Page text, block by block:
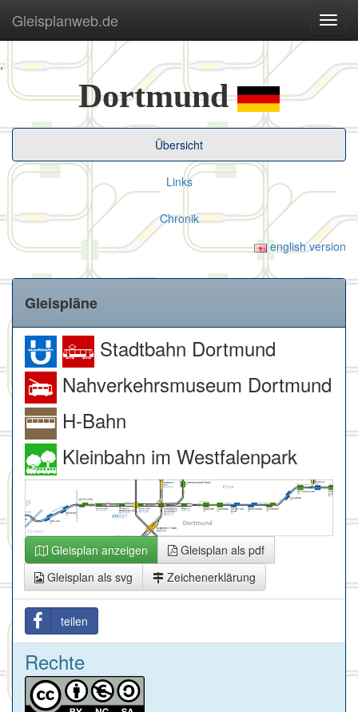
,
ein-/
Gleisplanweb.de
Dortmund
Übersicht
Links
Chronik
english version
Gleispläne
Stadtbahn Dortmund
Nahverkehrsmuseum Dortmund
H-Bahn
Kleinbahn im Westfalenpark
Gleisplan anzeigen
Gleisplan als pdf
Gleisplan als svg
Zeichenerklärung
teilen
Rechte